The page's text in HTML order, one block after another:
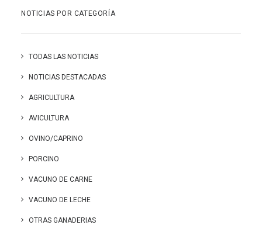
NOTICIAS POR CATEGORÍA
TODAS LAS NOTICIAS
NOTICIAS DESTACADAS
AGRICULTURA
AVICULTURA
OVINO/CAPRINO
PORCINO
VACUNO DE CARNE
VACUNO DE LECHE
OTRAS GANADERIAS